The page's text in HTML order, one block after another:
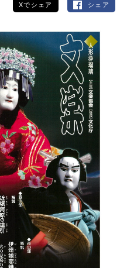
Xでシェア シェア